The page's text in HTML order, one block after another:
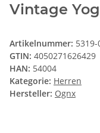
Vintage
Artikelnummer: 5319-
GTIN: 4050271626429
HAN: 54004
Kategorie: Herren
Hersteller: Ognx